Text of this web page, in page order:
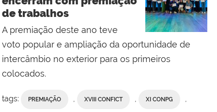
Social
do
Campus
de trabalhos
A premiação deste ano teve
voto popular e ampliação da oportunidade de
intercâmbio no exterior para os primeiros
colocados.
tags: PREMIAÇÃO , XVIII CONFICT , XI CONPG ,